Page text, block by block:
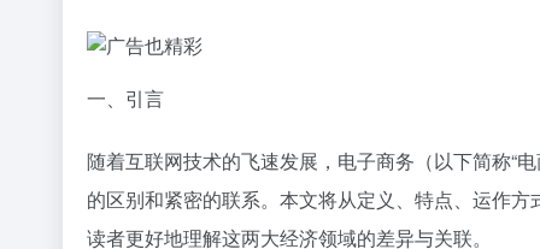
一、引言
随着互联网技术的飞速发展，电子商务（以下简称“
的区别和紧密的联系。本文将从定义、特点、运作
读者更好地理解这两大经济领域的差异与关联。